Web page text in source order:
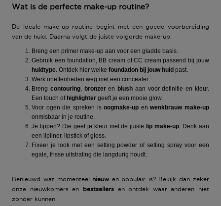
Wat is de perfecte make-up routine?
De ideale make-up routine begint met een goede voorbereiding
van de huid. Daarna volgt de juiste volgorde make-up:
Breng eenprimer make-up aan voor een gladde basis.
Gebruik een foundation, BB creamofCC creampassend bij jouw
huidtype. Ontdek hier welkefoundation bij jouw huid past.
Werk oneffenheden weg met eenconcealer.
Brengcontouring, bronzeren blush aan voor definitie en kleur.
Een touch of highlighter geeft je een mooie glow.
Voor ogen die spreken isoogmake-up enwenkbrauw make-up
onmisbaar in je routine.
Je lippen? Die geef je kleur met de juiste
lip make-up. Denk aan
een lipliner, lipstick of gloss.
Fixeer je look met een setting powder ofsetting spray voor een
egale, frisse uitstraling die langdurig houdt.
Benieuwd wat momenteel nieuw en populair is? Bekijk dan zeker
onze nieuwkomers en bestsellersen ontdek waar anderen niet
zonder kunnen.